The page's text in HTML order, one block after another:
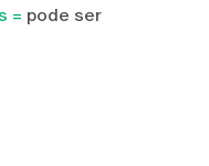
= pode ser